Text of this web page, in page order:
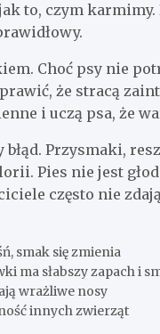
to, czym
Choć psy nie
że stracą
i uczą psa, że
Przysmaki,
Pies nie jest
często nie
smak się zmienia
ma słabszy zapach i
wrażliwe nosy
innych zwierząt